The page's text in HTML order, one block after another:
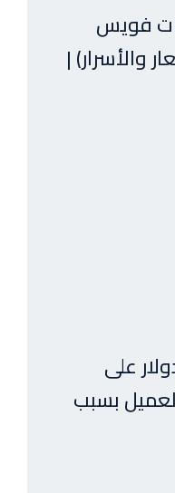
فويس
والأسرار) |
دولار على
بسبب